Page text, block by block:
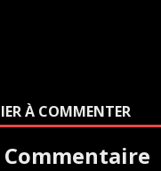
À COMMENTER